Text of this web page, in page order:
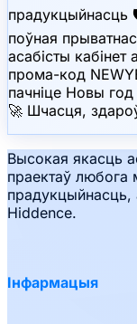
прадукцыйнасць
поўная
асабісты
прома-код
пачніце Новы
🚀 Шчасця,
Высокая якасць
праектаў любога
прадукцыйнасць,
Hiddence.
Інфармацыя